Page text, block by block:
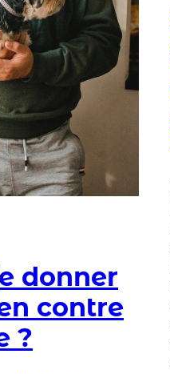
donner
contre
?